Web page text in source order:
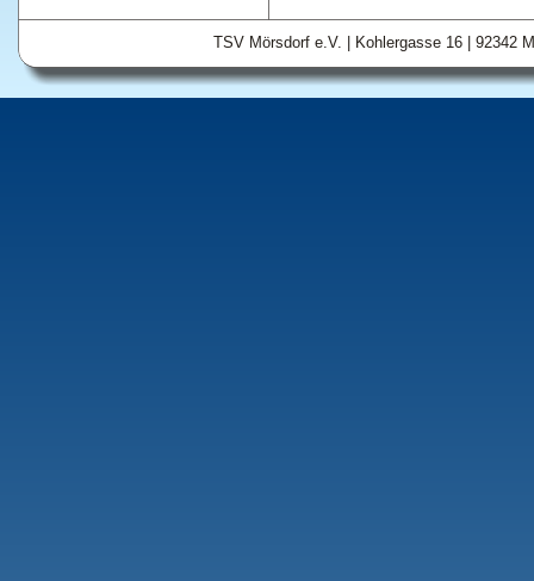
TSV Mörsdorf e.V. | Kohlergasse 16 | 92342